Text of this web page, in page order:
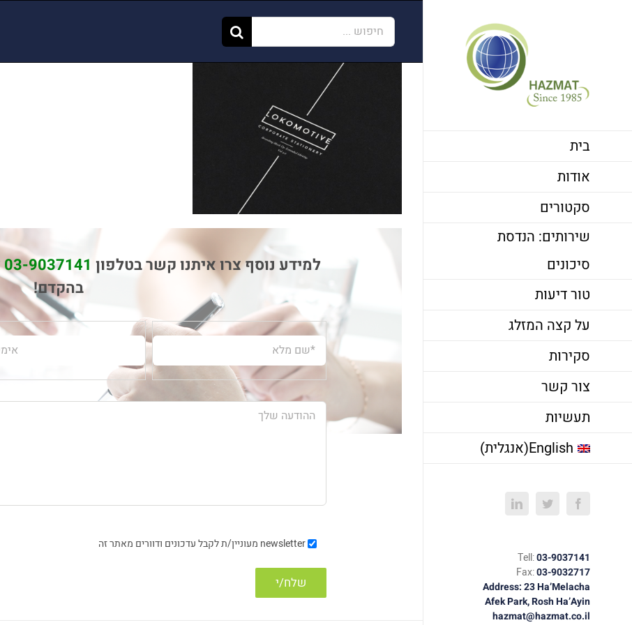
בית
אודות
סקטורים
שירותים: הנדסת
סיכונים
טור דיעות
על קצה המזלג
סקירות
צור קשר
תעשיות
English
(אנגלית)
Facebook
Twitter
LinkedIn
Tell:03-9037141
Fax:03-9032717
Address: 23 Ha’Melacha
Afek Park, Rosh Ha’Ayin
hazmat@hazmat.co.il
חיפוש...
למידע נוסף צרו איתנו קשר בטלפון 03-9037141
בהקדם!
newsletter מעוניין/ת לקבל עדכונים ודוורים מאתר זה